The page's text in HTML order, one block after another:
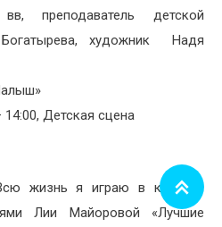
преподаватель детской
Богатырева, художник Надя
Детская сцена
жизнь я играю в куклы»,
Лии Майоровой «Лучшие